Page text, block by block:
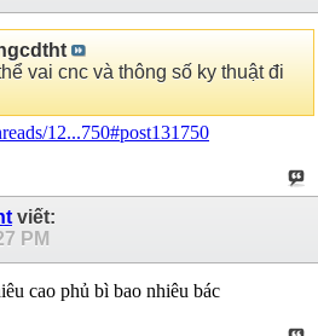
vai cnc và thông số ky thuật đi
12...750#post131750
viết:
PM
cao phủ bì bao nhiêu bác